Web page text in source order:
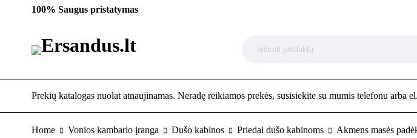
100% Saugus pristatymas
Prekių katalogas nuolat atnaujinamas. Neradę reikiamos prekės, susisiekite su mumis telefonu arba
Home Vonios kambario įranga Dušo kabinos Priedai dušo kabinoms Akmens masės